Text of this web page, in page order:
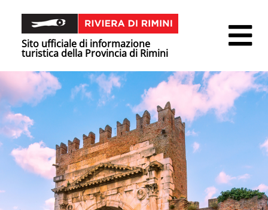
Sito ufficiale di informazione
turistica della Provincia di Rimini
COSA FARE
PIANIFICA IL TUO VIAGGIO
EVENTI
NEWS